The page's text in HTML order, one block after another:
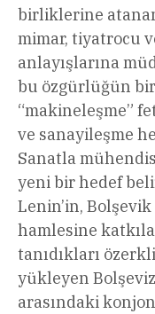
birliklerine
mimar, tiyatrocu
anlayışlarına
bu özgürlüğün
“makineleşme”
ve sanayileşme
Sanatla
yeni bir hedef
Lenin’in,
hamlesine
tanıdıkları
yükleyen
arasındaki